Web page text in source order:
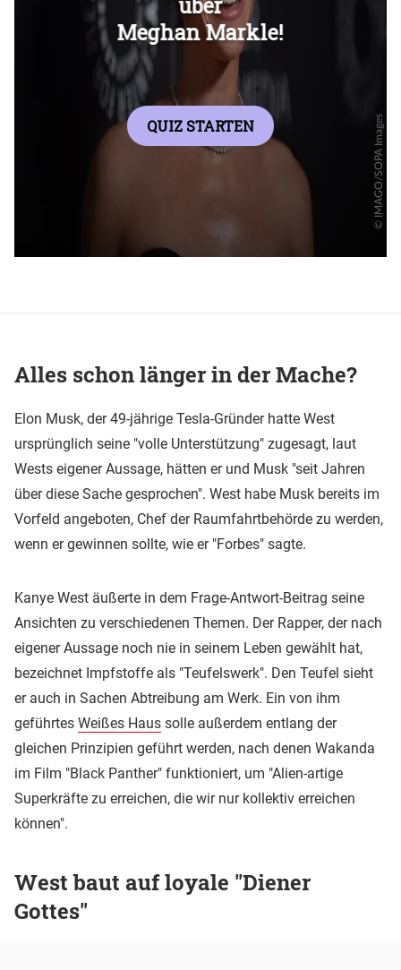
Alles schon länger in der Mache?
Elon Musk, der 49-jährige Tesla-Gründer hatte West
ursprünglich seine "volle Unterstützung" zugesagt, laut
Wests eigener Aussage, hätten er und Musk "seit Jahren
über diese Sache gesprochen". West habe Musk bereits im
Vorfeld angeboten, Chef der Raumfahrtbehörde zu werden,
wenn er gewinnen sollte, wie er "Forbes" sagte.
Kanye West äußerte in dem Frage-Antwort-Beitrag seine
Ansichten zu verschiedenen Themen. Der Rapper, der nach
eigener Aussage noch nie in seinem Leben gewählt hat,
bezeichnet Impfstoffe als "Teufelswerk". Den Teufel sieht
er auch in Sachen Abtreibung am Werk. Ein von ihm
geführtes Weißes Haus solle außerdem entlang der
gleichen Prinzipien geführt werden, nach denen Wakanda
im Film "Black Panther" funktioniert, um "Alien-artige
Superkräfte zu erreichen, die wir nur kollektiv erreichen
können".
West baut auf loyale "Diener
Gottes"